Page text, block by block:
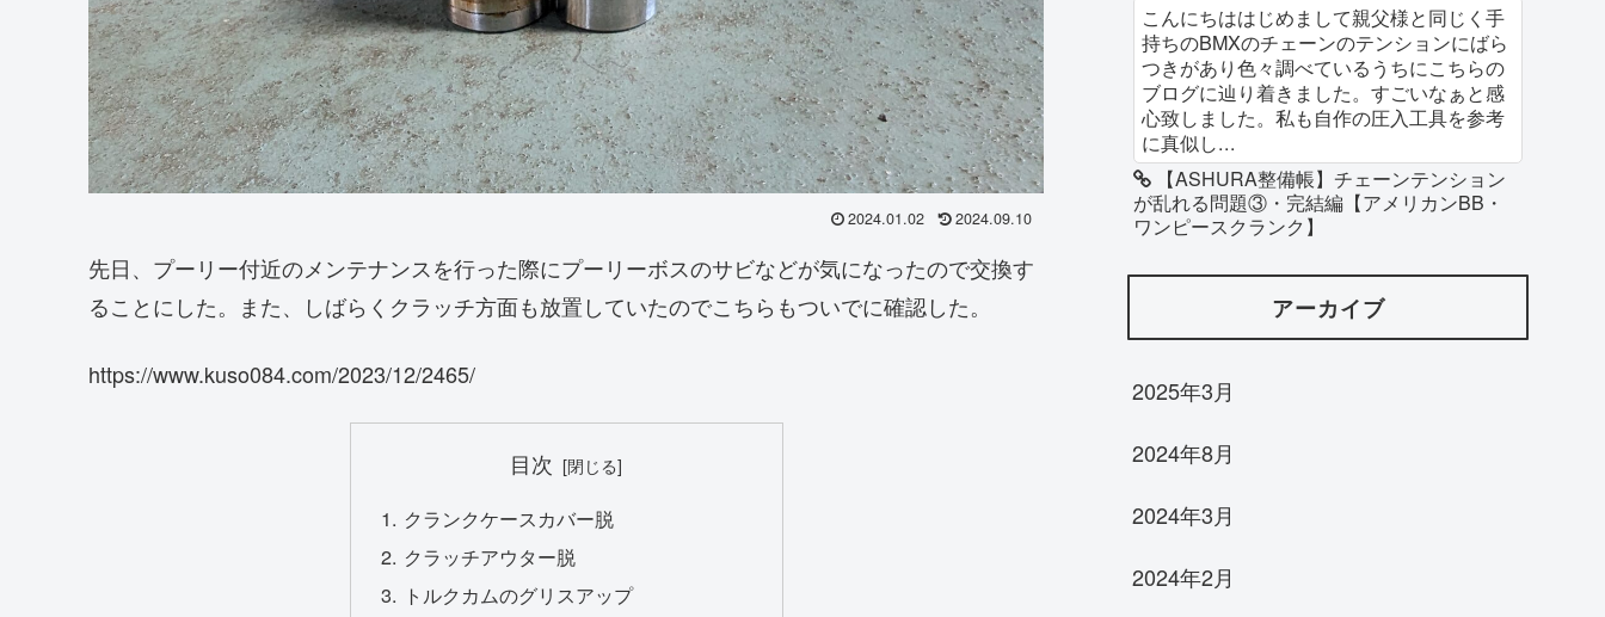
2024.01.02 2024.09.10
先日、プーリー付近のメンテナンスを行った際にプーリーボスのサビなどが気になったので交換す
ることにした。また、しばらくクラッチ方面も放置していたのでこちらもついでに確認した。
https://www.kuso084.com/2023/12/2465/
目次
クランクケースカバー脱
クラッチアウター脱
トルクカムのグリスアップ
こんにちははじめまして親父様と同じく手
持ちのBMXのチェーンのテンションにばら
つきがあり色々調べているうちにこちらの
ブログに辿り着きました。すごいなぁと感
心致しました。私も自作の圧入工具を参考
に真似し...
【ASHURA整備帳】チェーンテンション
が乱れる問題③・完結編【アメリカンBB・
ワンピースクランク】
アーカイブ
2025年3月
2024年8月
2024年3月
2024年2月